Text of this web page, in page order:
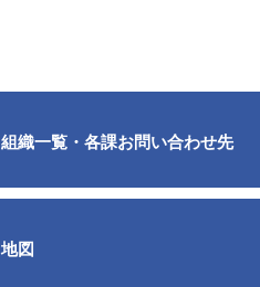
組織一覧・各課お問い合わせ先
地図